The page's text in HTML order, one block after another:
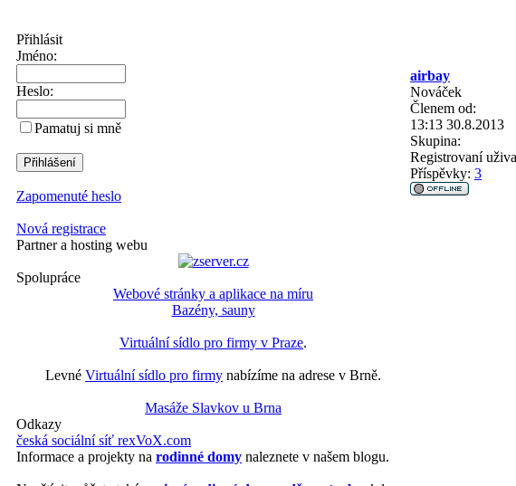
Přihlásit
Jméno:
Heslo:
Pamatuj si mně
Zapomenuté heslo
Nová registrace
Partner a hosting webu
Spolupráce
Webové stránky a aplikace na míru
Bazény, sauny
Virtuální sídlo pro firmy v Praze.
Levné Virtuální sídlo pro firmy nabízíme na adrese v Brně.
Masáže Slavkov u Brna
Odkazy
česká sociální síť rexVoX.com
Informace a projekty na rodinné domy naleznete v našem blogu.
airbay
Nováček
Členem od:
13:13 30.8.2013
Skupina:
Registrovaní
Příspěvky: 3